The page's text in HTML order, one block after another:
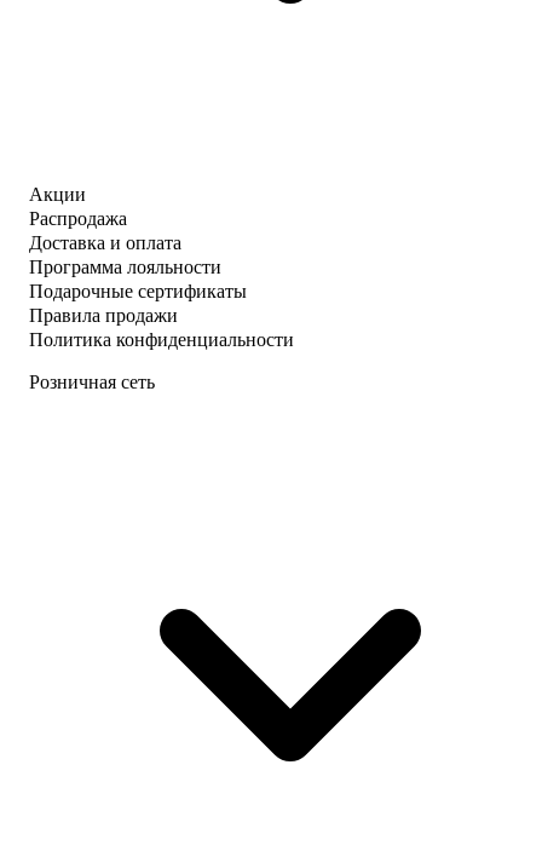
Акции
Распродажа
Доставка и оплата
Программа лояльности
Подарочные сертификаты
Правила продажи
Политика конфиденциальности
Розничная сеть